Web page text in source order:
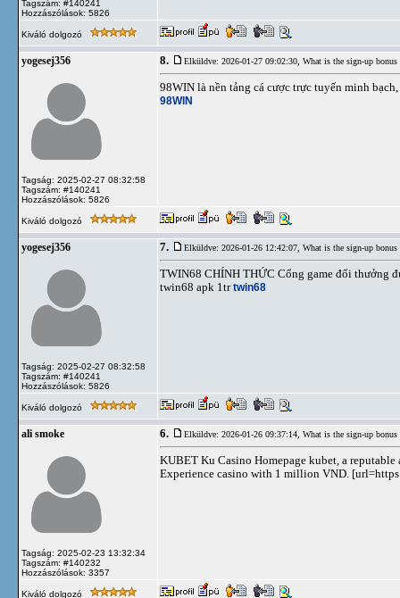
Tagszám: #140241
Hozzászólások: 5826
Kiváló dolgozó
yogesej356
Tagság: 2025-02-27 08:32:58
Tagszám: #140241
Hozzászólások: 5826
8. Elküldve: 2026-01-27 09:02:30, What is the sign-up bonus
98WIN là nền tảng cá cược trực tuyến minh
98WIN
Kiváló dolgozó
yogesej356
Tagság: 2025-02-27 08:32:58
Tagszám: #140241
Hozzászólások: 5826
7. Elküldve: 2026-01-26 12:42:07, What is the sign-up bonus
TWIN68 CHÍNH THỨC Cổng game đổi thưởng
twin68 apk 1trtwin68
Kiváló dolgozó
ali smoke
Tagság: 2025-02-23 13:32:34
Tagszám: #140232
Hozzászólások: 3357
6. Elküldve: 2026-01-26 09:37:14, What is the sign-up bonus
KUBET Ku Casino Homepage kubet, a
Experience casino with 1 million VND.
Kiváló dolgozó